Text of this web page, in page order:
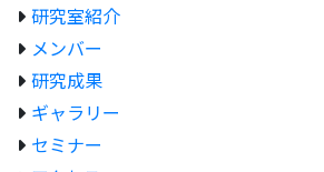
研究室紹介
メンバー
研究成果
ギャラリー
セミナー